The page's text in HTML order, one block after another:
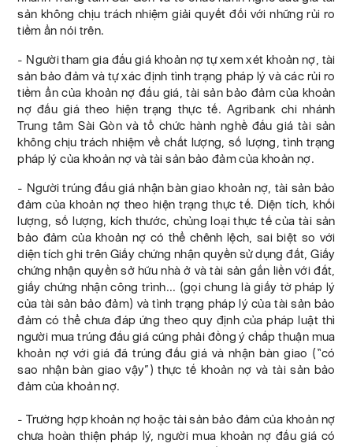
sản không chịu trách nhiệm giải quyết đối với những rủi ro
tiềm ẩn nói trên.
- Người tham gia đấu giá khoản nợ tự xem xét khoản nợ, tài
sản bảo đảm và tự xác định tình trạng pháp lý và các rủi ro
tiềm ẩn của khoản nợ đấu giá, tài sản bảo đảm của khoản
nợ đấu giá theo hiện trạng thực tế. Agribank chi nhánh
Trung tâm Sài Gòn và tổ chức hành nghề đấu giá tài sản
không chịu trách nhiệm về chất lượng, số lượng, tình trạng
pháp lý của khoản nợ và tài sản bảo đảm của khoản nợ.
- Người trúng đấu giá nhận bàn giao khoản nợ, tài sản bảo
đảm của khoản nợ theo hiện trạng thực tế. Diện tích, khối
lượng, số lượng, kích thước, chủng loại thực tế của tài sản
bảo đảm của khoản nợ có thể chênh lệch, sai biệt so với
diện tích ghi trên Giấy chứng nhận quyền sử dụng đất, Giấy
chứng nhận quyền sở hữu nhà ở và tài sản gắn liền với đất,
giấy chứng nhận công trình... (gọi chung là giấy tờ pháp lý
của tài sản bảo đảm) và tình trạng pháp lý của tài sản bảo
đảm có thể chưa đáp ứng theo quy định của pháp luật thì
người mua trúng đấu giá cũng phải đồng ý chấp thuận mua
khoản nợ với giá đã trúng đấu giá và nhận bàn giao (“có
sao nhận bàn giao vậy”) thực tế khoản nợ và tài sản bảo
đảm của khoản nợ.
- Trường hợp khoản nợ hoặc tài sản bảo đảm của khoản nợ
chưa hoàn thiện pháp lý, người mua khoản nợ đấu giá có